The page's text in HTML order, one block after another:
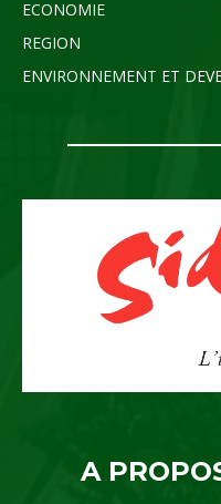
ECONOMIE
REGION
ENVIRONNEMENT ET
A